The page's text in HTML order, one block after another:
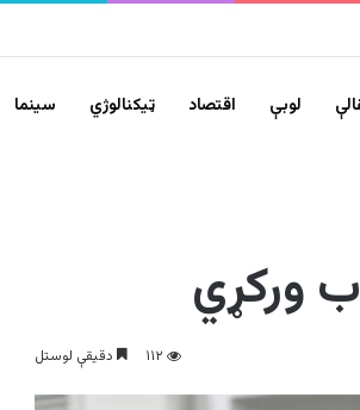
لوبې اقتصاد ټیکنالوژي سينما
ورکړي
۱۱۲ دقیقې لوستل